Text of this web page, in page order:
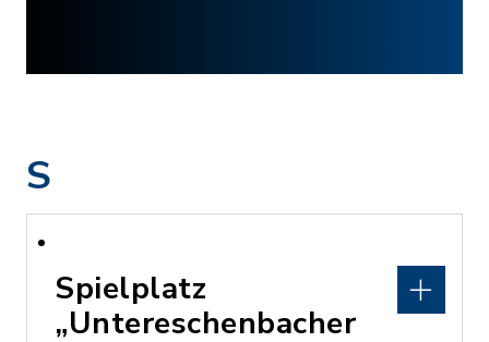
S
Spielplatz
„Untereschenbacher